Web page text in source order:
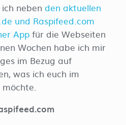
neben den aktuellen
und Raspifeed.com
App für die Webseiten
Wochen habe ich mir
im Bezug auf
was ich euch im